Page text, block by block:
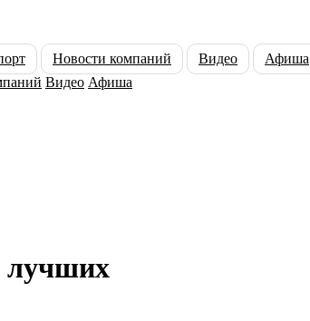
Новости компаний Видео
Афиша
Видео Афиша
лучших